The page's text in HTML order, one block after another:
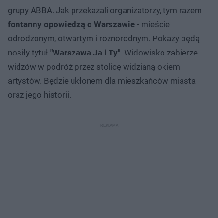
grupy ABBA. Jak przekazali organizatorzy, tym razem
fontanny opowiedzą o Warszawie - mieście
odrodzonym, otwartym i różnorodnym. Pokazy będą
nosiły tytuł "Warszawa Ja i Ty". Widowisko zabierze
widzów w podróż przez stolicę widzianą okiem
artystów. Będzie ukłonem dla mieszkańców miasta
oraz jego historii.